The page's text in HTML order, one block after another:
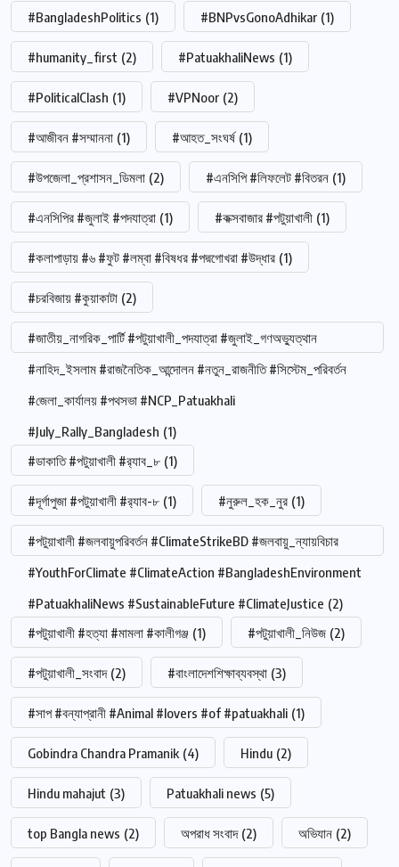
#BangladeshPolitics (1) #BNPvsGonoAdhikar (1)
#humanity_first (2) #PatuakhaliNews (1)
#PoliticalClash (1) #VPNoor (2)
#আজীবন #সম্মাননা (1) #আহত_সংঘর্ষ (1)
#উপজেলা_প্রশাসন_ডিমলা (2) #এনসিপি #লিফলেট #বিতরন (1)
#এনসিপির #জুলাই #পদযাত্রা (1) #কক্সবাজার #পটুয়াখালী (1)
#কলাপাড়ায় #৬ #ফুট #লম্বা #বিষধর #পদ্মগোখরা #উদ্ধার (1)
#চরবিজায় #কুয়াকাটা (2)
#জাতীয়_নাগরিক_পার্টি #পটুয়াখালী_পদযাত্রা #জুলাই_গণঅভ্যুত্থান
#নাহিদ_ইসলাম #রাজনৈতিক_আন্দোলন #নতুন_রাজনীতি #সিস্টেম_পরিবর্তন
#জেলা_কার্যালয় #পথসভা #NCP_Patuakhali
#July_Rally_Bangladesh (1)
#ডাকাতি #পটুয়াখালী #র‍্যাব_৮ (1)
#দূর্গাপুজা #পটুয়াখালী #র‍্যাব-৮ (1) #নুরুল_হক_নুর (1)
#পটুয়াখালী #জলবায়ুপরিবর্তন #ClimateStrikeBD #জলবায়ু_ন্যায়বিচার
#YouthForClimate #ClimateAction #BangladeshEnvironment
#PatuakhaliNews #SustainableFuture #ClimateJustice (2)
#পটুয়াখালী #হত্যা #মামলা #কালীগঞ্জ (1) #পটুয়াখালী_নিউজ (2)
#পটুয়াখালী_সংবাদ (2) #বাংলাদেশশিক্ষাব্যবস্থা (3)
#সাপ #বন্যাপ্রানী #Animal #lovers #of #patuakhali (1)
Gobindra Chandra Pramanik (4) Hindu (2)
Hindu mahajut (3) Patuakhali news (5)
top Bangla news (2) অপরাধ সংবাদ (2) অভিযান (2)